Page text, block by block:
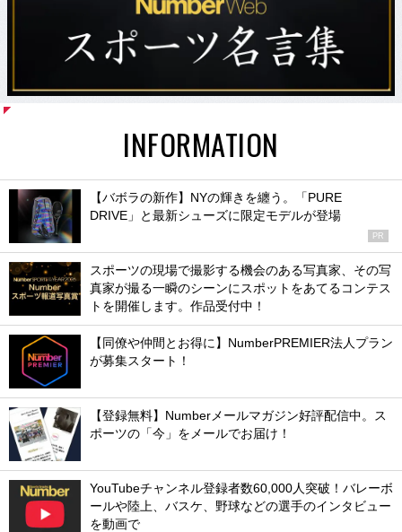
INFORMATION
【バボラの新作】NYの輝きを纏う。「PURE
DRIVE」と最新シューズに限定モデルが登場
PR
スポーツの現場で撮影する機会のある写真家、その写
真家が撮る一瞬のシーンにスポットをあてるコンテス
トを開催します。作品受付中！
【同僚や仲間とお得に】NumberPREMIER法人プラン
が募集スタート！
【登録無料】Numberメールマガジン好評配信中。ス
ポーツの「今」をメールでお届け！
YouTubeチャンネル登録者数60,000人突破！バレーボ
ールや陸上、バスケ、野球などの選手のインタビュー
を動画で